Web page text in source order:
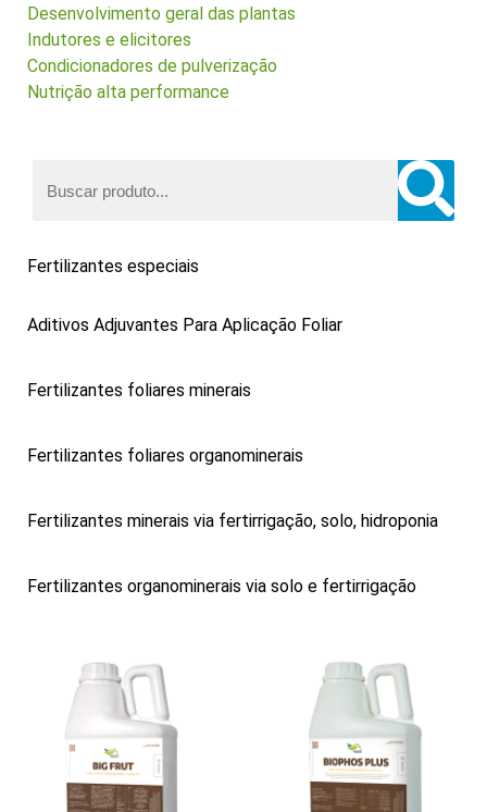
Desenvolvimento geral das plantas
Indutores e elicitores
Condicionadores de pulverização
Nutrição alta performance
Fertilizantes especiais
Aditivos Adjuvantes Para Aplicação Foliar
Fertilizantes foliares minerais
Fertilizantes foliares organominerais
Fertilizantes minerais via fertirrigação, solo, hidroponia
Fertilizantes organominerais via solo e fertirrigação